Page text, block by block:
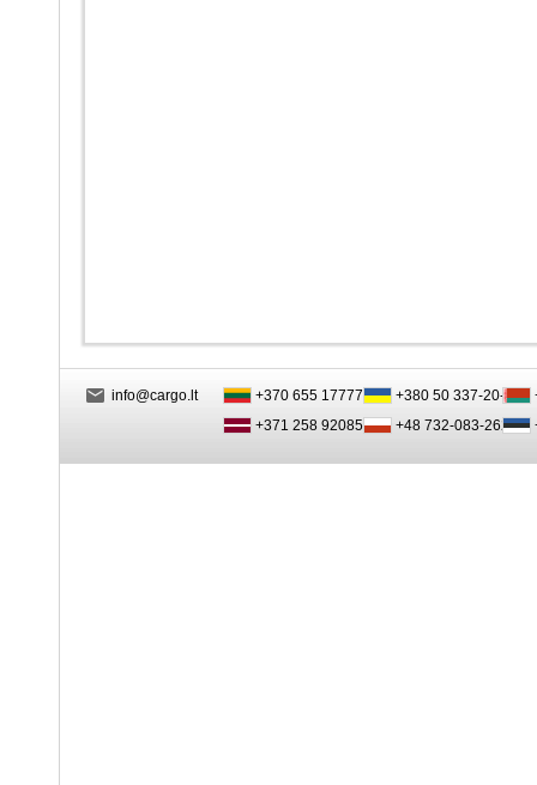
info@cargo.lt
+370 655 17777
+371 258 92085
+380 50 337-20-47
+48 732-083-262